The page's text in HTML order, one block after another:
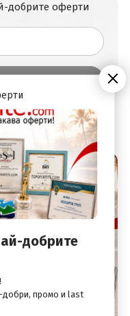
добрите оферти
добрите
добри, промо и last